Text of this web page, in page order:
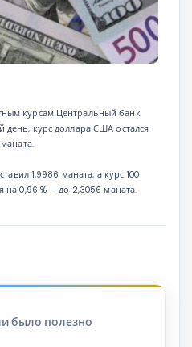
курсам Центральный банк
курс доллара США остался
1,9986 маната, а курс 100
на 0,96 % — до 2,3056 маната.
было полезно